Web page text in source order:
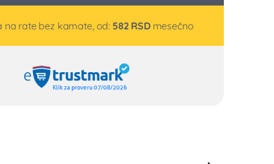
na rate bez kamate, od: 582 RSDmesečno